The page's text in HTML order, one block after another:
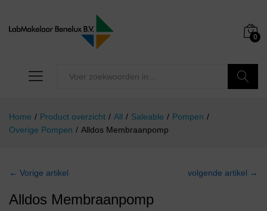
0
Home / Product overzicht / All / Saleable / Pompen /
Overige Pompen / Alldos Membraanpomp
← Vorige artikel volgende artikel →
Alldos Membraanpomp